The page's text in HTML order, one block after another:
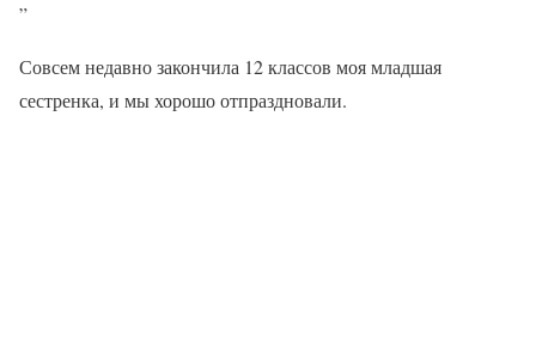
”
Совсем недавно закончила 12 классов моя младшая
сестренка, и мы хорошо отпраздновали.